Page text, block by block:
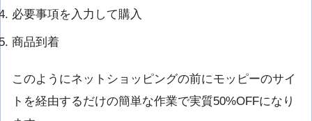
必要事項を入力して購入
商品到着
このようにネットショッピングの前にモッピーのサイ
トを経由するだけの簡単な作業で実質50%OFFになり